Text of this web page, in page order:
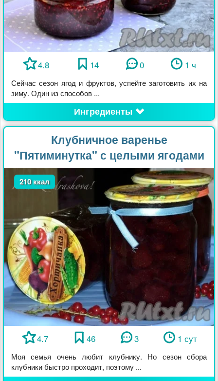
4.8 14 0 1 ч
Сейчас сезон ягод и фруктов, успейте заготовить их на
зиму. Один из способов ...
Ингредиенты
Клубничное варенье
"Пятиминутка" с целыми ягодами
210 ккал
4.7 46 3 1 сут
Моя семья очень любит клубнику. Но сезон сбора
клубники быстро проходит, поэтому ...